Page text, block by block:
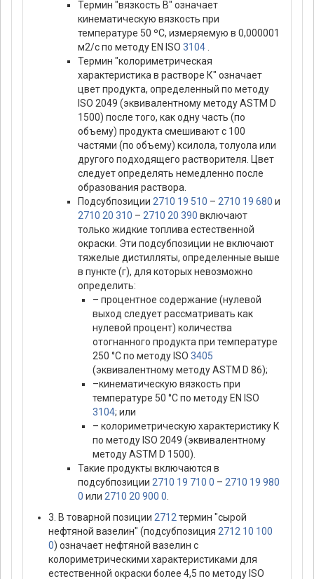
Термин "вязкость В" означает
кинематическую вязкость при
температуре 50 ºС, измеряемую в 0,000001
м2/с по методу EN ISO 3104
Термин "колориметрическая
характеристика в растворе К" означает
цвет продукта, определенный по методу
ISO 2049 (эквивалентному методу ASTM D
1500) после того, как одну часть (по
объему) продукта смешивают с 100
частями (по объему) ксилола, толуола или
другого подходящего растворителя. Цвет
следует определять немедленно после
образования раствора.
Подсубпозиции 2710 19 510 – 2710 19 680 и
2710 20 310 – 2710 20 390 включают
только жидкие топлива естественной
окраски. Эти подсубпозиции не включают
тяжелые дистилляты, определенные выше
в пункте (г), для которых невозможно
определить:
– процентное содержание (нулевой
выход следует рассматривать как
нулевой процент) количества
отогнанного продукта при температуре
250 °C по методу ISO 3405
(эквивалентному методу ASTM D 86);
–кинематическую вязкость при
температуре 50 °C по методу EN ISO
3104; или
– колориметрическую характеристику К
по методу ISO 2049 (эквивалентному
методу ASTM D 1500).
Такие продукты включаются в
подсубпозиции 2710 19 710 0 – 2710 19 980
0 или 2710 20 900 0
3. В товарной позиции 2712 термин "сырой
нефтяной вазелин" (подсубпозиция 2712 10 100
0) означает нефтяной вазелин с
колориметрическими характеристиками для
естественной окраски более 4,5 по методу ISO